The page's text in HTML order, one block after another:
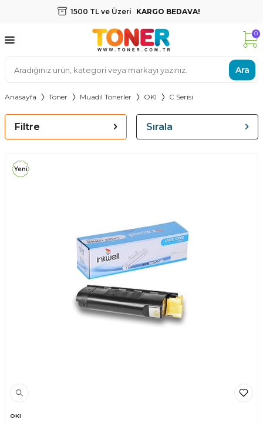
1500 TL ve Üzeri KARGO BEDAVA!
Ara
0
Anasayfa Toner Muadil Tonerler OKI C Serisi
Filtre Sırala
Yeni
OKI